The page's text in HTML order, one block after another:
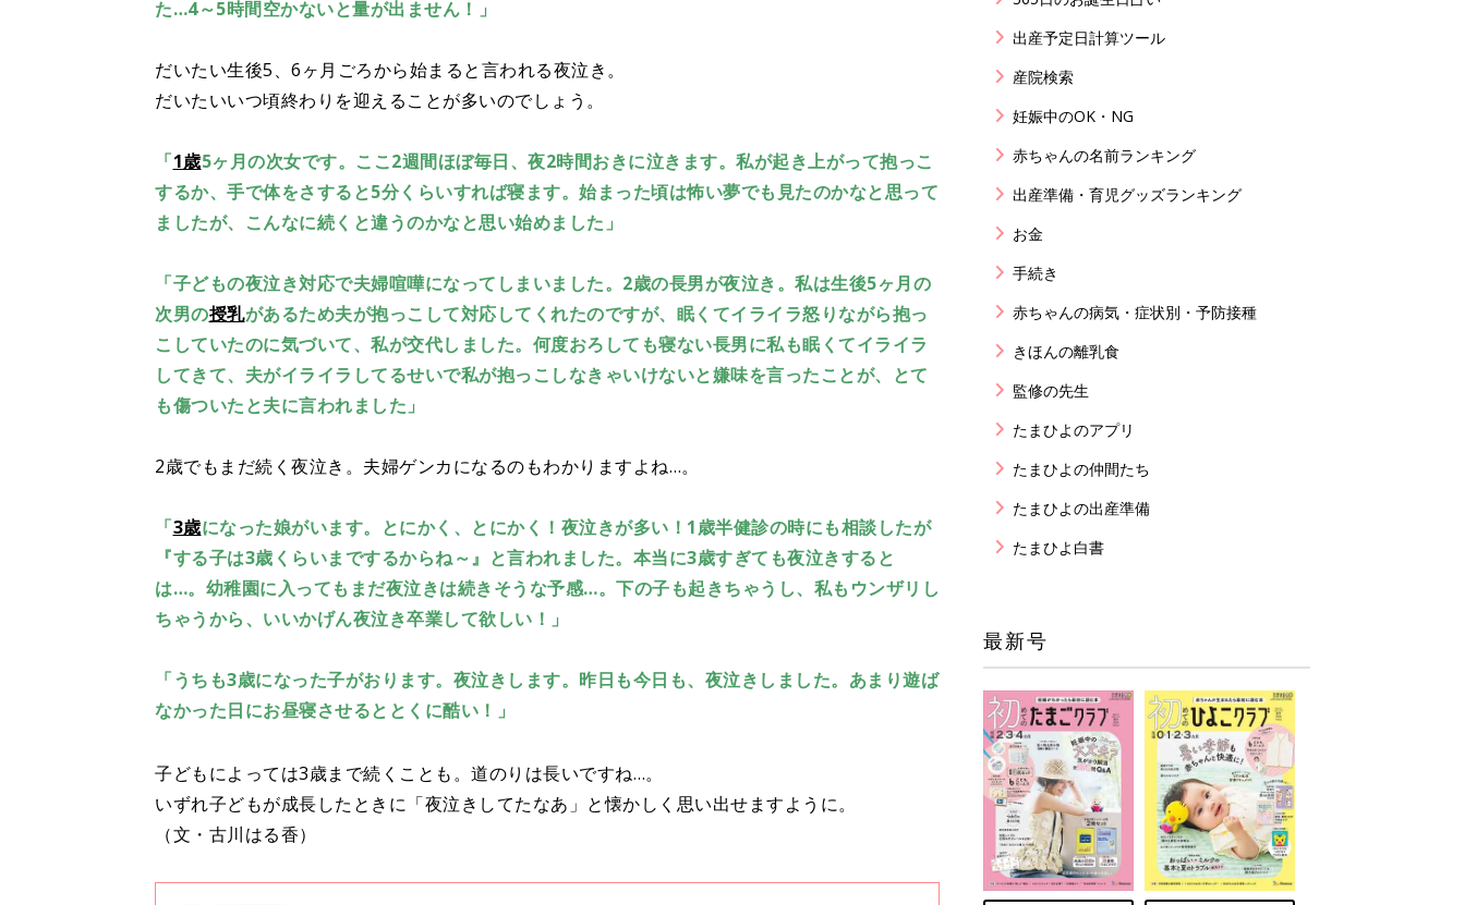
た…4～5時間空かないと量が出ません！」
だいたい生後5、6ヶ月ごろから始まると言われる夜泣き。
だいたいいつ頃終わりを迎えることが多いのでしょう。
「1歳5ヶ月の次女です。ここ2週間ほぼ毎日、夜2時間おきに泣きます。私が起き上がって抱っこ
するか、手で体をさすると5分くらいすれば寝ます。始まった頃は怖い夢でも見たのかなと思って
ましたが、こんなに続くと違うのかなと思い始めました」
「子どもの夜泣き対応で夫婦喧嘩になってしまいました。2歳の長男が夜泣き。私は生後5ヶ月の
次男の授乳があるため夫が抱っこして対応してくれたのですが、眠くてイライラ怒りながら抱っ
こしていたのに気づいて、私が交代しました。何度おろしても寝ない長男に私も眠くてイライラ
してきて、夫がイライラしてるせいで私が抱っこしなきゃいけないと嫌味を言ったことが、とて
も傷ついたと夫に言われました」
2歳でもまだ続く夜泣き。夫婦ゲンカになるのもわかりますよね…。
「3歳になった娘がいます。とにかく、とにかく！夜泣きが多い！1歳半健診の時にも相談したが
『する子は3歳くらいまでするからね～』と言われました。本当に3歳すぎても夜泣きすると
は…。幼稚園に入ってもまだ夜泣きは続きそうな予感…。下の子も起きちゃうし、私もウンザリし
ちゃうから、いいかげん夜泣き卒業して欲しい！」
「うちも3歳になった子がおります。夜泣きします。昨日も今日も、夜泣きしました。あまり遊ば
なかった日にお昼寝させるととくに酷い！」
子どもによっては3歳まで続くことも。道のりは長いですね…。
いずれ子どもが成長したときに「夜泣きしてたなあ」と懐かしく思い出せますように。
（文・古川はる香）
出産予定日計算ツール
産院検索
妊娠中のOK・NG
赤ちゃんの名前ランキング
出産準備・育児グッズランキング
お金
手続き
赤ちゃんの病気・症状別・予防接種
きほんの離乳食
監修の先生
たまひよのアプリ
たまひよの仲間たち
たまひよの出産準備
たまひよ白書
最新号